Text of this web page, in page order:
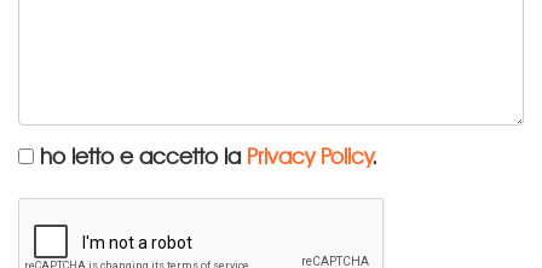
ho letto e accetto la Privacy Policy.